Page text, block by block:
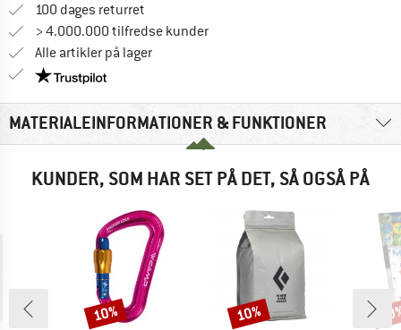
100 dages returret
> 4.000.000 tilfredse kunder
Alle artikler på lager
Vi er Trustpilot-certificeret - oplysningerne får du
MATERIALEINFORMATIONER & FUNKTIONER
KUNDER, SOM HAR SET PÅ DET, SÅ OGSÅ PÅ
Rabat
10% Rabat
10%